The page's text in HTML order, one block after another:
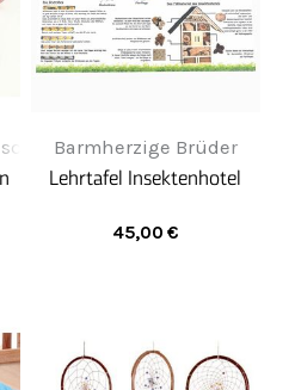
Barmherzige Brüder
Lehrtafel Insektenhotel
45,00 €